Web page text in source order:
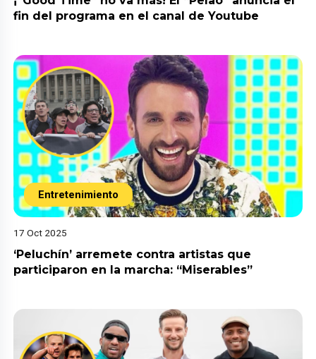
fin del programa en el canal de Youtube
Entretenimiento
17 Oct 2025
‘Peluchín’ arremete contra artistas que
participaron en la marcha: “Miserables”